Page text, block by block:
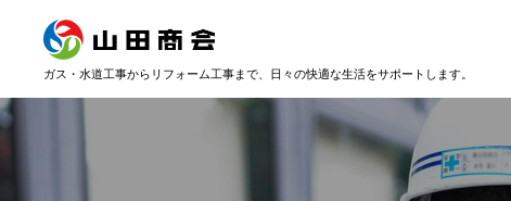
ガス・水道工事からリフォーム工事まで、 日々の快適な生活をサポートします。
ガス屋内配管工事